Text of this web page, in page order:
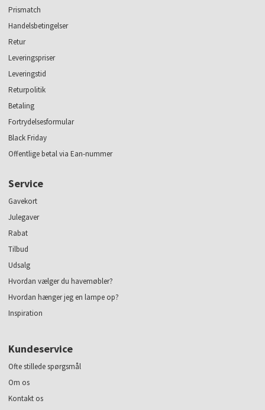
Prismatch
Handelsbetingelser
Retur
Leveringspriser
Leveringstid
Returpolitik
Betaling
Fortrydelsesformular
Black Friday
Offentlige betal via Ean-nummer
Service
Gavekort
Julegaver
Rabat
Tilbud
Udsalg
Hvordan vælger du havemøbler?
Hvordan hænger jeg en lampe op?
Inspiration
Kundeservice
Ofte stillede spørgsmål
Om os
Kontakt os